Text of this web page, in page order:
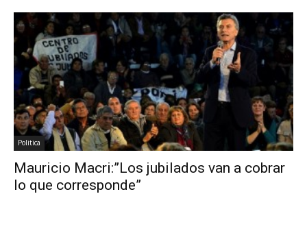
Politica
Mauricio Macri:”Los jubilados van a cobrar
lo que corresponde”